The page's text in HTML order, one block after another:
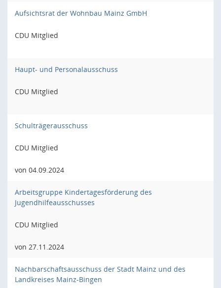
Aufsichtsrat der Wohnbau Mainz GmbH
CDU Mitglied
Haupt- und Personalausschuss
CDU Mitglied
Schulträgerausschuss
CDU Mitglied
von 04.09.2024
Arbeitsgruppe Kindertagesförderung des
Jugendhilfeausschusses
CDU Mitglied
von 27.11.2024
Nachbarschaftsausschuss der Stadt Mainz und des
Landkreises Mainz-Bingen